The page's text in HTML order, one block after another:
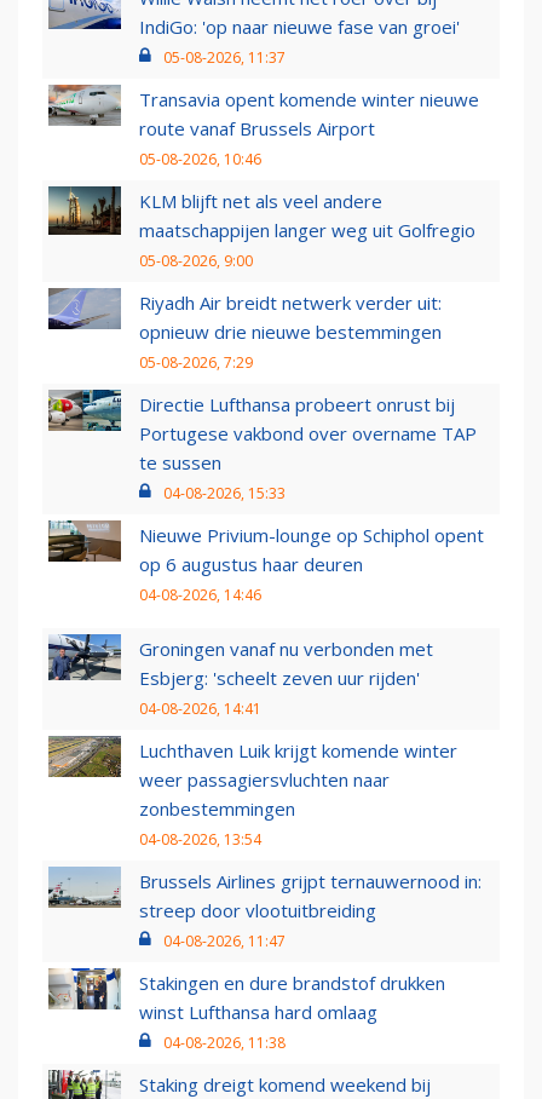
IndiGo: 'op naar nieuwe fase van groei'
05-08-2026, 11:37
Transavia opent komende winter nieuwe
route vanaf Brussels Airport
05-08-2026, 10:46
KLM blijft net als veel andere
maatschappijen langer weg uit Golfregio
05-08-2026, 9:00
Riyadh Air breidt netwerk verder uit:
opnieuw drie nieuwe bestemmingen
05-08-2026, 7:29
Directie Lufthansa probeert onrust bij
Portugese vakbond over overname TAP
te sussen
04-08-2026, 15:33
Nieuwe Privium-lounge op Schiphol opent
op 6 augustus haar deuren
04-08-2026, 14:46
Groningen vanaf nu verbonden met
Esbjerg: 'scheelt zeven uur rijden'
04-08-2026, 14:41
Luchthaven Luik krijgt komende winter
weer passagiersvluchten naar
zonbestemmingen
04-08-2026, 13:54
Brussels Airlines grijpt ternauwernood in:
streep door vlootuitbreiding
04-08-2026, 11:47
Stakingen en dure brandstof drukken
winst Lufthansa hard omlaag
04-08-2026, 11:38
Staking dreigt komend weekend bij